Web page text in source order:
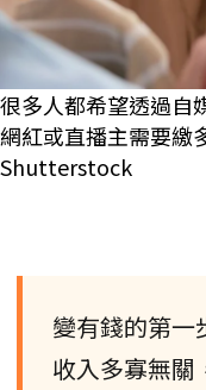
很多人都希望透過自
網紅或直播主需要繳
Shutterstock
變有錢的第一
收入多寡無關